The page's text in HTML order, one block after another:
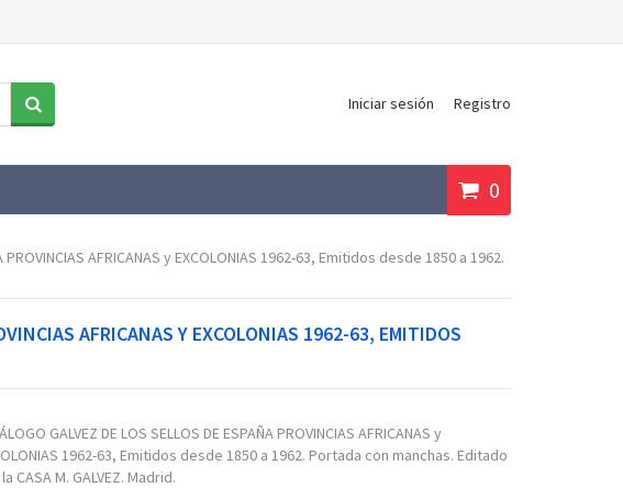
0
Iniciar sesión Registro
PROVINCIAS AFRICANAS y EXCOLONIAS 1962-63, Emitidos desde 1850 a 1962.
AFRICANAS Y EXCOLONIAS 1962-63, EMITIDOS
GALVEZ DE LOS SELLOS DE ESPAÑA PROVINCIAS AFRICANAS y
1962-63, Emitidos desde 1850 a 1962. Portada con manchas. Editado
CASA M. GALVEZ. Madrid.